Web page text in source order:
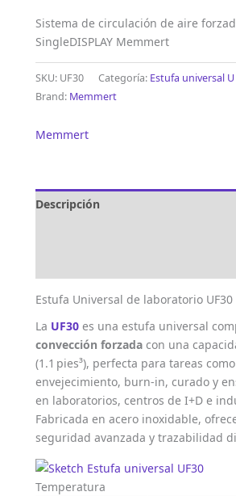
Sistema de circulación de aire
SingleDISPLAY Memmert
SKU: UF30 Categoría: Estufa universal U
Brand: Memmert
Memmert
Descripción
Estufa Universal de laboratorio UF30
La UF30 es una estufa universal
convección forzada con una
(1.1 pies³), perfecta para tareas
envejecimiento, burn‑in, curado y
en laboratorios, centros de I+D e
Fabricada en acero inoxidable,
seguridad avanzada y trazabilidad
Temperatura